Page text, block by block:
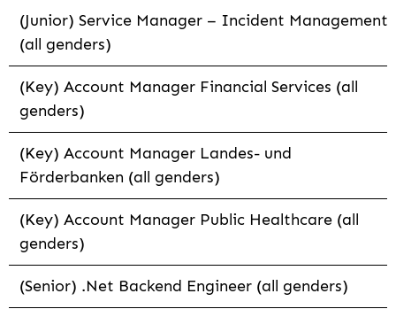
(Junior) Service Manager – Incident Management
(all genders)
(Key) Account Manager Financial Services (all
genders)
(Key) Account Manager Landes- und
Förderbanken (all genders)
(Key) Account Manager Public Healthcare (all
genders)
(Senior) .Net Backend Engineer (all genders)